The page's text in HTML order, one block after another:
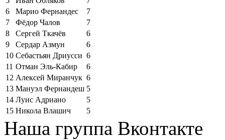
6
Марио Фернандес
7
7
Фёдор Чалов
7
8
Сергей Ткачёв
6
9
Сердар Азмун
6
10 Себастьян Дриусси 6
11 Отман Эль-Кабир
6
12 Алексей Миранчук 6
13 Мануэл Фернандеш 5
14 Луис Адриано
5
15 Никола Влашич 5
Наша группа Вконтакте